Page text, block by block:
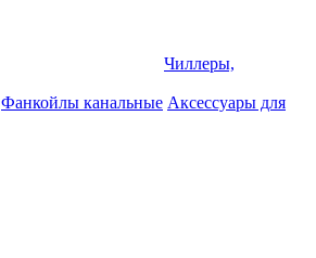
Чиллеры,
Фанкойлы канальные Аксессуары для